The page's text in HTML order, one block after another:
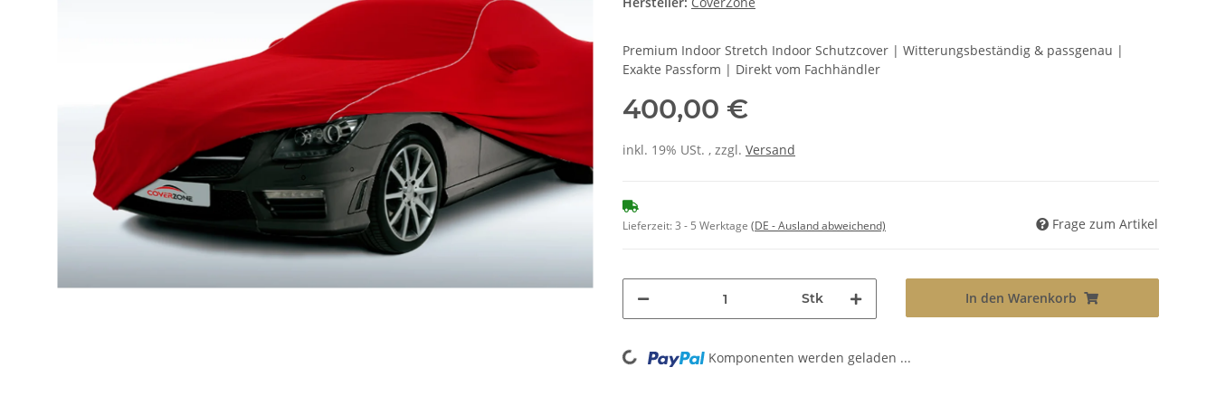
Premium Indoor Stretch Indoor Schutzcover | Witterungsbeständig & passgenau |
Exakte Passform | Direkt vom Fachhändler
400,00 €
inkl. 19% USt. , zzgl. Versand
Lieferzeit:3 - 5 Werktage (DE - Ausland abweichend) Frage zum Artikel
Stk In den Warenkorb
Loading... Komponenten werden geladen ...